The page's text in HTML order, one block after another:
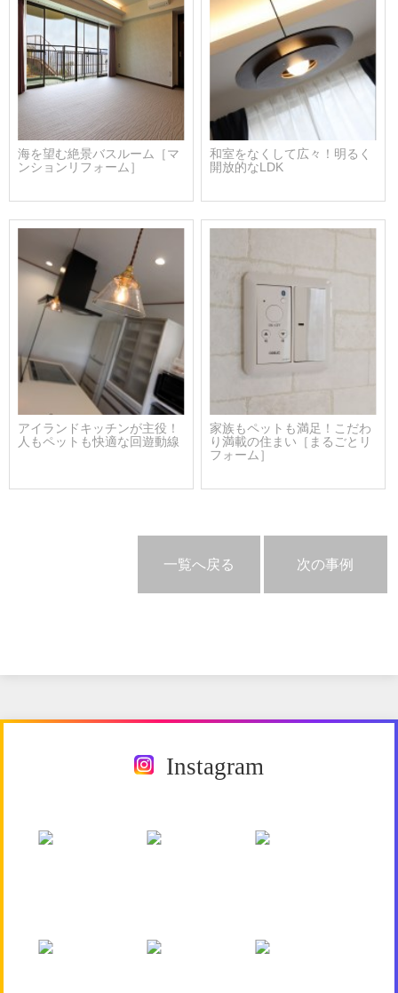
海を望む絶景バスルーム［マ
ンションリフォーム］
和室をなくして広々！明るく
開放的なLDK
アイランドキッチンが主役！
人もペットも快適な回遊動線
家族もペットも満足！こだわ
り満載の住まい［まるごとリ
フォーム］
一覧へ戻る 次の事例
Instagram